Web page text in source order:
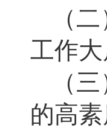
（
工作
（
的高